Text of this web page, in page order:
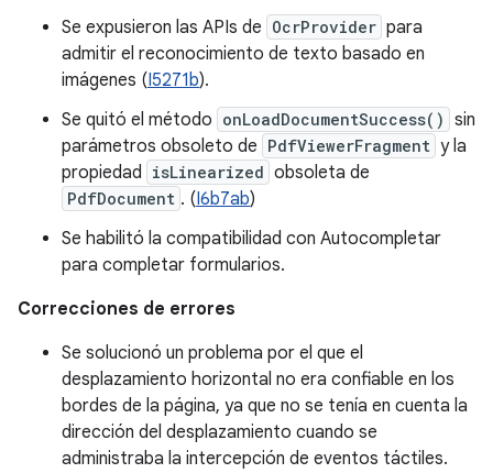
Se expusieron las APIs de OcrProvider para
admitir el reconocimiento de texto basado en
imágenes (I5271b).
Se quitó el método onLoadDocumentSuccess() sin
parámetros obsoleto de PdfViewerFragment y la
propiedad isLinearized obsoleta de
PdfDocument . (I6b7ab)
Se habilitó la compatibilidad con Autocompletar
para completar formularios.
Correcciones de errores
Se solucionó un problema por el que el
desplazamiento horizontal no era confiable en los
bordes de la página, ya que no se tenía en cuenta la
dirección del desplazamiento cuando se
administraba la intercepción de eventos táctiles.